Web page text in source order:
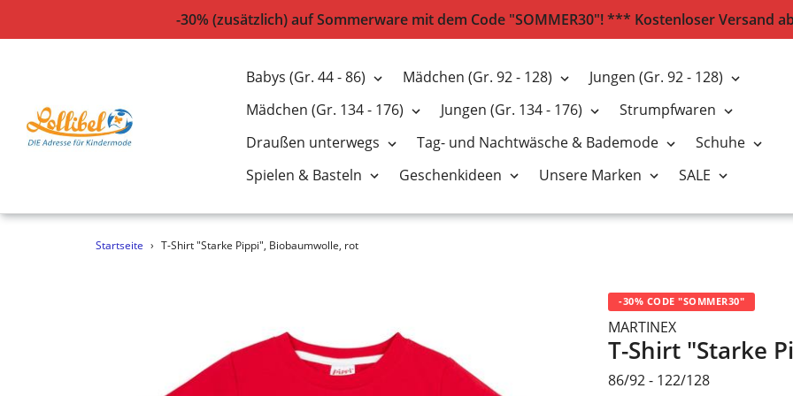
-30% (zusätzlich) auf Sommerware mit dem Code "SOMMER30"! *** Kostenloser Versand
Babys (Gr. 44 - 86) Mädchen (Gr. 92 - 128)
Jungen (Gr. 92 - 128)
Mädchen (Gr. 134 - 176)
Jungen (Gr. 134 - 176)
Strumpfwaren
Draußen unterwegs
Tag- und Nachtwäsche & Bademode
Schuhe
Spielen & Basteln
Geschenkideen Unsere Marken SALE
Startseite › T-Shirt "Starke Pippi", Biobaumwolle, rot
-30% CODE "SOMMER30"
MARTINEX
T-Shirt "Starke
86/92 - 122/128